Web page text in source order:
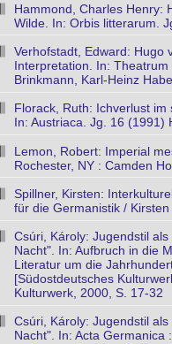
Hammond, Charles Henry:
Wilde. In: Orbis litterarum.
Verhofstadt, Edward: Hugo
Interpretation. In:
Brinkmann, Karl-Heinz
Florack, Ruth: Ichverlust
In: Austriaca. Jg. 16 (1991)
Lemon, Robert: Imperial
Rochester, NY : Camden
Spillner, Kirsten:
für die Germanistik /
Csúri, Károly: Jugendstil
Nacht". In: Aufbruch in die
Literatur um die
[Südostdeutsches
Kulturwerk, 2000, S. 17-32
Csúri, Károly: Jugendstil
Nacht". In: Acta